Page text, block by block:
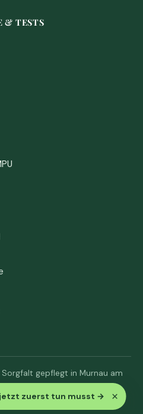
jetzt zuerst tun musst → ×
& TESTS
gepflegt in Murnau am